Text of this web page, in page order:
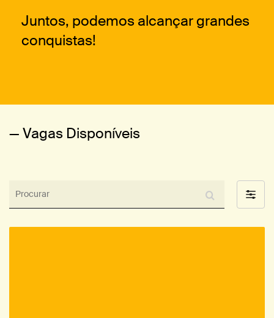
Juntos, podemos alcançar grandes
conquistas!
— Vagas Disponíveis
Filter
by